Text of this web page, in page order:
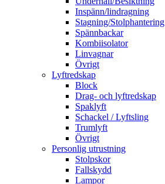
Inspänn/lindragning
Stagning/Stolphantering
Spännbackar
Kombiisolator
Linvagnar
Övrigt
Lyftredskap
Block
Drag- och lyftredskap
Spaklyft
Schackel / Lyftsling
Trumlyft
Övrigt
Personlig utrustning
Stolpskor
Fallskydd
Lampor